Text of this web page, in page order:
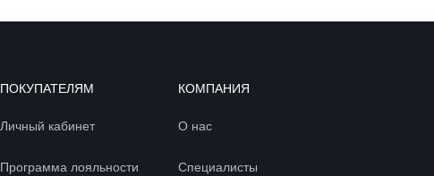
ПОКУПАТЕЛЯМ
Личный кабинет
Программа лояльности
КОМПАНИЯ
О нас
Специалисты